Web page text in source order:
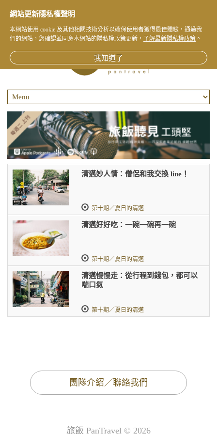
清邁妙人情：僧侶和我交換 line！
第十期／夏日的清邁
清邁好好吃：一碗一碗再一碗
第十期／夏日的清邁
清邁慢慢走：從行程到錢包，都可以
喘口氣
第十期／夏日的清邁
團隊介紹／聯絡我們
旅飯 PanTravel © 2026
網站更新隱私權聲明
本網站使用 cookie 及其他相關技術分析以確保使用者獲得最佳體驗，通過我
們的網站，您確認並同意本網站的隱私權政策更新，
了解最新隱私權政策 。
我知道了